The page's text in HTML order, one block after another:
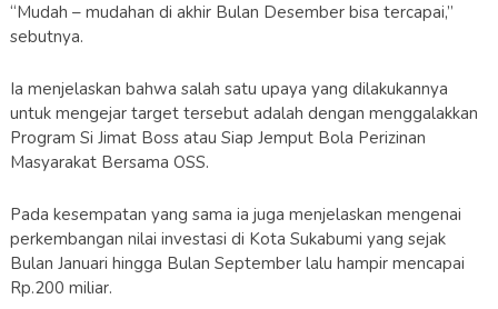
“Mudah – mudahan di akhir Bulan Desember bisa tercapai,”
sebutnya.
Ia menjelaskan bahwa salah satu upaya yang dilakukannya
untuk mengejar target tersebut adalah dengan menggalakkan
Program Si Jimat Boss atau Siap Jemput Bola Perizinan
Masyarakat Bersama OSS.
Pada kesempatan yang sama ia juga menjelaskan mengenai
perkembangan nilai investasi di Kota Sukabumi yang sejak
Bulan Januari hingga Bulan September lalu hampir mencapai
Rp.200 miliar.